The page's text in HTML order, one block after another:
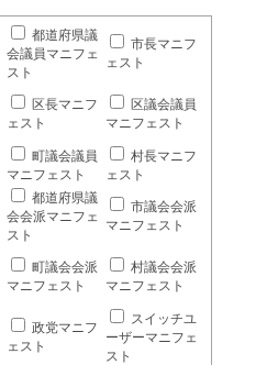
都道府県議
会議員マニフェ
スト
市長マニフ
ェスト
区長マニフ
ェスト
区議会議員
マニフェスト
町議会議員
マニフェスト
村長マニフ
ェスト
都道府県議
会会派マニフェ
スト
市議会会派
マニフェスト
町議会会派
マニフェスト
村議会会派
マニフェスト
政党マニフ
ェスト
スイッチユ
ーザーマニフェ
スト